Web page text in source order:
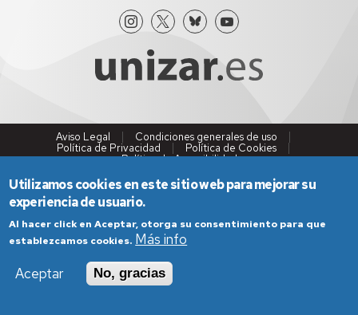
Aviso Legal
Condiciones generales de uso
Política de Privacidad
Política de Cookies
Política de Accesibilidad
Utilizamos cookies en este sitio web para mejorar su
experiencia de usuario.
Al hacer click en Aceptar, otorga su consentimiento para que
establezcamos cookies. Más info
Aceptar
No, gracias